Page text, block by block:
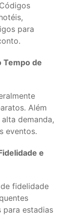
para
Tempo de
Além
demanda,
eventos.
e
fidelidade
para estadias